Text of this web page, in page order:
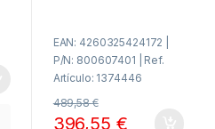
EAN: 4260325424172 |
P/N: 800607401 | Ref.
Artículo: 1374446
489,58€
396,55 €